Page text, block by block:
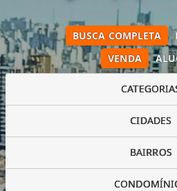
VENDA
BUSCA COMPLETA
CIDADES
BAIRROS